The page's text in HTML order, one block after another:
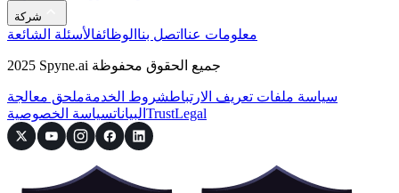
شركة
معلومات عنا اتصل بنا الوظائفالأسئلة الشائعة
2025 Spyne.ai جميع الحقوق محفوظة
سياسة ملفات تعريف الارتباطشروط الخدمةملحق معالجة
البياناتسياسة الخصوصية TrustLegal